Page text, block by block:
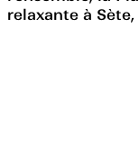
relaxante à Sète,